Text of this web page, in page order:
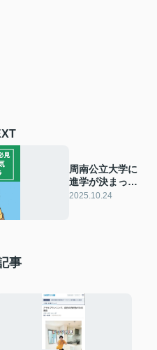
周南公立大学に
進学が決まった
ら！
2025.10.24
事